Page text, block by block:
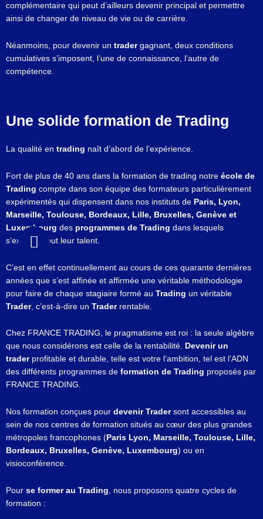
complémentaire qui peut d’ailleurs devenir principal et permettre
ainsi de changer de niveau de vie ou de carrière.
Néanmoins, pour devenir un trader gagnant, deux conditions
cumulatives s’imposent, l’une de connaissance, l’autre de
compétence.
Une solide formation de Trading
La qualité en trading naît d’abord de l’expérience.
Fort de plus de 40 ans dans la formation de trading notre école de
Trading compte dans son équipe des formateurs particulièrement
expérimentés qui dispensent dans nos instituts de Paris, Lyon,
Marseille, Toulouse, Bordeaux, Lille, Bruxelles, Genève et
Luxembourg des programmes de Trading dans lesquels
s’exprime tout leur talent.
C’est en effet continuellement au cours de ces quarante dernières
années que s’est affinée et affirmée une véritable méthodologie
pour faire de chaque stagiaire formé au Trading un véritable
Trader, c’est-à-dire un Trader rentable.
Chez FRANCE TRADING, le pragmatisme est roi : la seule algèbre
que nous considérons est celle de la rentabilité. Devenir un
trader profitable et durable, telle est votre l’ambition, tel est l’ADN
des différents programmes de formation de Trading proposés par
FRANCE TRADING.
Nos formation conçues pour devenir Trader sont accessibles au
sein de nos centres de formation situés au cœur des plus grandes
métropoles francophones ( Paris Lyon, Marseille, Toulouse, Lille,
Bordeaux, Bruxelles, Genève, Luxembourg) ou en
visioconférence.
Pour se former au Trading, nous proposons quatre cycles de
formation :